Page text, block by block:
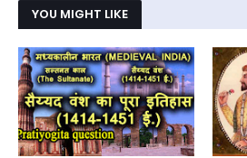
YOU MIGHT LIKE